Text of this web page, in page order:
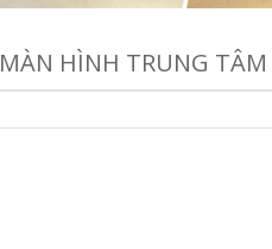
MÀN HÌNH TRUNG TÂM